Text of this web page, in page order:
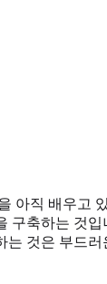
직 배우
축하는 것
것은 부드